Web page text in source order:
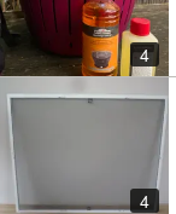
4
4